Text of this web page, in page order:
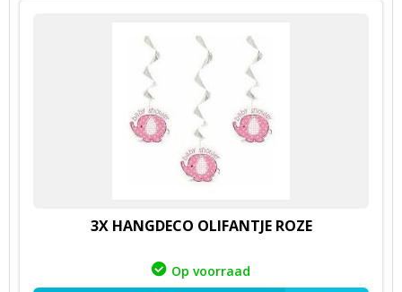
3X HANGDECO OLIFANTJE ROZE
Op voorraad